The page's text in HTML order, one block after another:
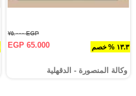
١٣.٣ % خصم
EGP ٧٥.٠٠٠
EGP 65.000
وكالة المنصورة - الدقهلية‎